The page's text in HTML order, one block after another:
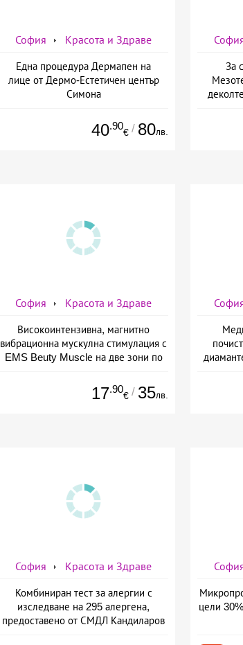
София Красота и Здраве
Една процедура Дермапен на
лице от Дермо-Естетичен център
Симона
40.90
€ / 80лв.
За
София Красота и Здраве
Високоинтензивна, магнитно
вибрационна мускулна стимулация с
EMS Beuty Musclе на две зони по
Естетичен център Симона
17.90
€ / 35лв.
София Красота и Здраве
Комбиниран тест за алергии с
изследване на 295 алергена,
предоставено от СМДЛ Кандиларов
цели